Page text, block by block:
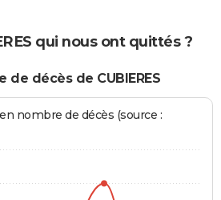
qui nous ont quittés ?
de décès de CUBIERES
nombre de décès (source :